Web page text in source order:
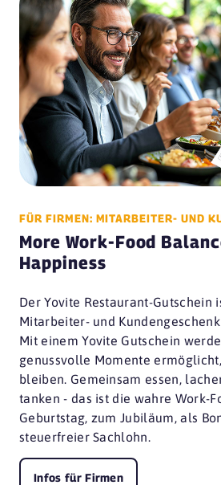
FÜR FIRMEN: MITARBEITER- UND
More Work-Food
Happiness
Der Yovite Restaurant-Gutschein
Mitarbeiter- und
Mit einem Yovite Gutschein
genussvolle Momente
bleiben. Gemeinsam essen,
tanken - das ist die wahre Work-
Geburtstag, zum Jubiläum, als
steuerfreier Sachlohn.
Infos für Firmen